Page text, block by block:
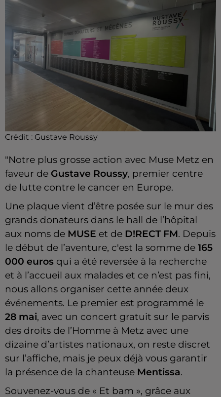
Crédit : Gustave Roussy
"Notre plus grosse action avec Muse Metz en
faveur de Gustave Roussy, premier centre
de lutte contre le cancer en Europe.
Une plaque vient d’être posée sur le mur des
grands donateurs dans le hall de l’hôpital
aux noms de MUSE et de D!RECT FM. Depuis
le début de l’aventure, c'est la somme de 165
000 euros qui a été reversée à la recherche
et à l’accueil aux malades et ce n’est pas fini,
nous allons organiser cette année deux
événements. Le premier est programmé le
28 mai, avec un concert gratuit sur le parvis
des droits de l’Homme à Metz avec une
dizaine d’artistes nationaux, on reste discret
sur l’affiche, mais je peux déjà vous garantir
la présence de la chanteuse Mentissa.
Souvenez-vous de « Et bam », grâce aux